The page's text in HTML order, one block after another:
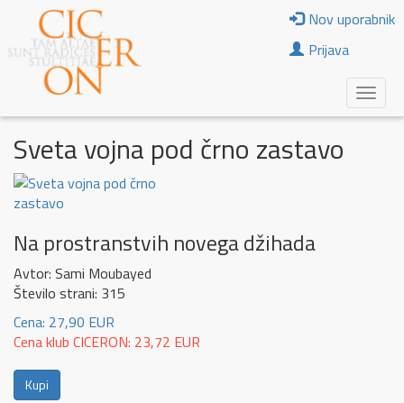
Nov uporabnik
Prijava
Sveta vojna pod črno zastavo
Na prostranstvih novega džihada
Avtor: Sami Moubayed
Število strani: 315
Cena: 27,90 EUR
Cena klub CICERON: 23,72 EUR
Kupi